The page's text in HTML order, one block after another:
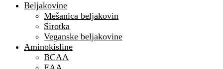
Beljakovine
Mešanica beljakovin
Sirotka
Veganske beljakovine
Aminokisline
BCAA